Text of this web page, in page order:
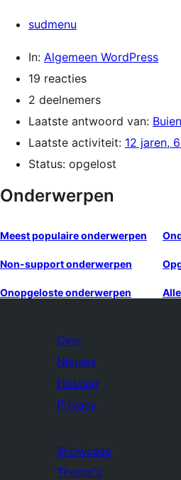
sudmenu
In: Algemeen WordPress
19 reacties
2 deelnemers
Laatste antwoord van:
Laatste activiteit: 12 jaren,
Status: opgelost
Onderwerpen
Meest populaire onderwerpen
Non-support onderwerpen
Onopgeloste onderwerpen
Over
Nieuws
Hosting
Privacy
Showcase
Thema's